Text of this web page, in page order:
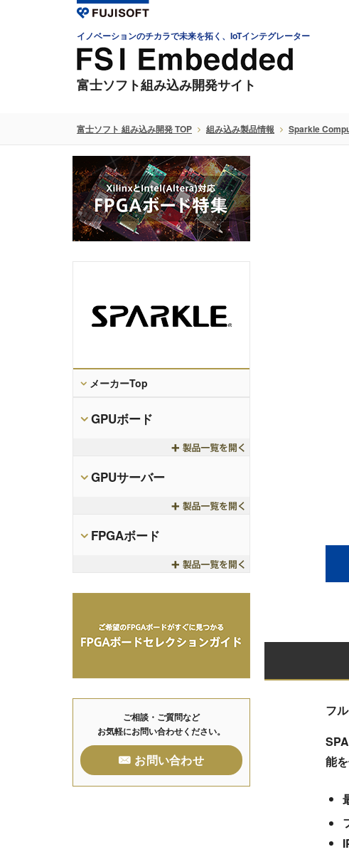
イノベーションのチカラで未来を拓く、IoTインテグレーター
富士ソフト組み込み開発サイト
富士ソフト 組み込み開発 TOP 組み込み製品情報 Sparkle
メーカーTop
GPUボード
GPUサーバー
FPGAボード
ご相談・ご質問など
お気軽にお問い合わせください。
お問い合わせ
フ
能